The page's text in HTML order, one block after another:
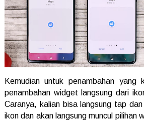
Kemudian untuk penambahan yang
penambahan widget langsung dari
Caranya, kalian bisa langsung tap
ikon dan akan langsung muncul pilihan